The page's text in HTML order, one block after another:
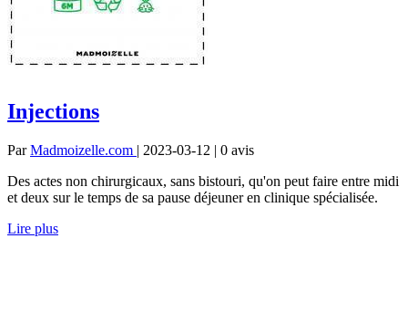
Injections
ParMadmoizelle.com | 2023-03-12 | 0 avis
Des actes non chirurgicaux, sans bistouri, qu'on peut faire entre midi
et deux sur le temps de sa pause déjeuner en clinique spécialisée.
Lire plus